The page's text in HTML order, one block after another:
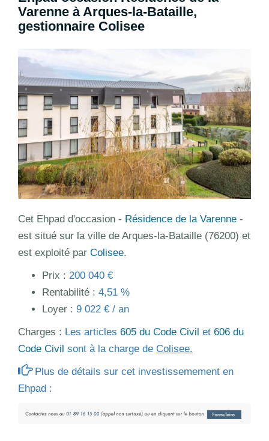
Varenne à Arques-la-Bataille,
gestionnaire Colisee
Cet Ehpad d'occasion - Résidence de la Varenne -
est situé sur la ville de Arques-la-Bataille (76200) et
est exploité par Colisee.
Prix : 200 040 €
Rentabilité : 4,51 %
Loyer : 9 022 € / an
Charges : Les articles 605 du Code Civil et 606 du
Code Civil sont à la charge de Colisee.
Plus de détails sur cet investissemement en
Ehpad :